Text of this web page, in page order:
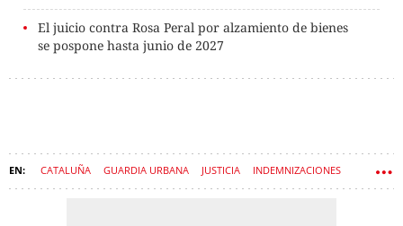
El juicio contra Rosa Peral por alzamiento de bienes
se pospone hasta junio de 2027
CATALUÑA GUARDIA URBANA JUSTICIA INDEMNIZACIONES